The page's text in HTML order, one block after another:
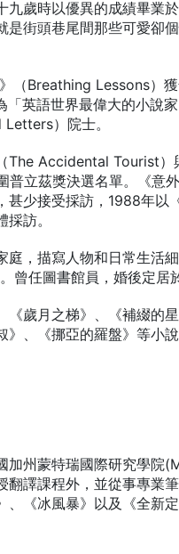
九歲時以優異的成績畢業
是街頭巷尾間那些可愛卻
（Breathing Lessons）
「英語世界最偉大的小說
）院士。
The Accidental Tourist
普立茲獎決選名單。《意
甚少接受採訪，1988年
訪。
庭，描寫人物和日常生
曾任圖書館員，婚後定居
《歲月之梯》、《補綴的
、《挪亞的羅盤》等小說
加州蒙特瑞國際研究學
翻譯課程外，並從事專業
、《冰風暴》以及《全新定